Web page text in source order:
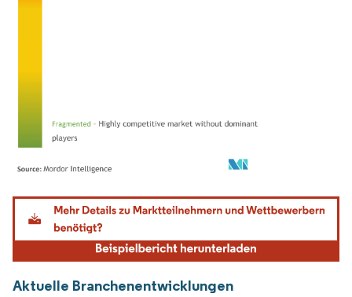
Bild © Mordor Intelligence. Wiederverwendung erfordert Namensnennung gemäß
Aktuelle Branchenentwicklungen